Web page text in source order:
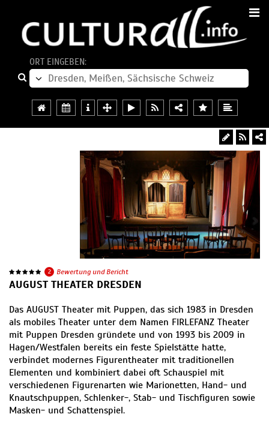
ORT EINGEBEN:
2 Bewertung und Bericht
AUGUST THEATER DRESDEN
Das AUGUST Theater mit Puppen, das sich 1983 in Dresden
als mobiles Theater unter dem Namen FIRLEFANZ Theater
mit Puppen Dresden gründete und von 1993 bis 2009 in
Hagen/Westfalen bereits ein feste Spielstätte hatte,
verbindet modernes Figurentheater mit traditionellen
Elementen und kombiniert dabei oft Schauspiel mit
verschiedenen Figurenarten wie Marionetten, Hand- und
Knautschpuppen, Schlenker-, Stab- und Tischfiguren sowie
Masken- und Schattenspiel.